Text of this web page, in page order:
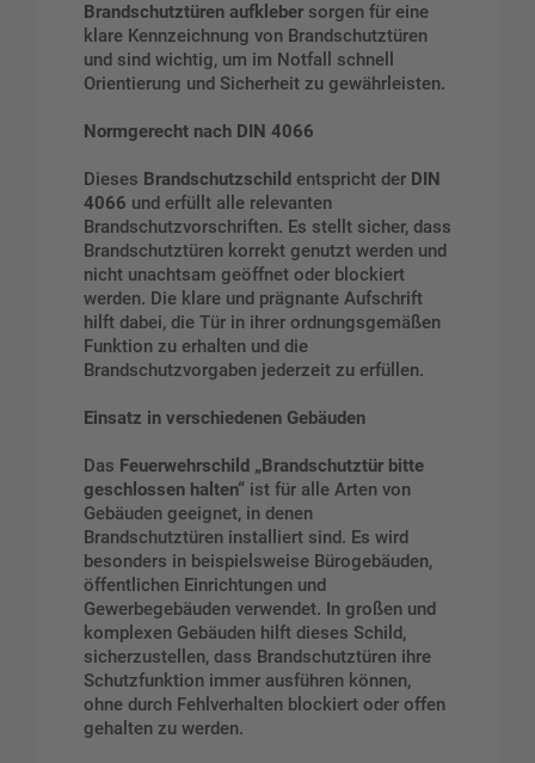
Brandschutztüren aufkleber sorgen für eine
klare Kennzeichnung von Brandschutztüren
und sind wichtig, um im Notfall schnell
Orientierung und Sicherheit zu gewährleisten.
Normgerecht nach DIN 4066
Dieses Brandschutzschild entspricht der DIN
4066 und erfüllt alle relevanten
Brandschutzvorschriften. Es stellt sicher, dass
Brandschutztüren korrekt genutzt werden und
nicht unachtsam geöffnet oder blockiert
werden. Die klare und prägnante Aufschrift
hilft dabei, die Tür in ihrer ordnungsgemäßen
Funktion zu erhalten und die
Brandschutzvorgaben jederzeit zu erfüllen.
Einsatz in verschiedenen Gebäuden
Das Feuerwehrschild „Brandschutztür bitte
geschlossen halten“ ist für alle Arten von
Gebäuden geeignet, in denen
Brandschutztüren installiert sind. Es wird
besonders in beispielsweise Bürogebäuden,
öffentlichen Einrichtungen und
Gewerbegebäuden verwendet. In großen und
komplexen Gebäuden hilft dieses Schild,
sicherzustellen, dass Brandschutztüren ihre
Schutzfunktion immer ausführen können,
ohne durch Fehlverhalten blockiert oder offen
gehalten zu werden.